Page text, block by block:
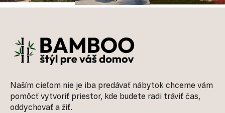
Naším cieľom nie je iba predávať nábytok chceme vám
pomôcť vytvoriť priestor, kde budete radi tráviť čas,
oddychovať a žiť.